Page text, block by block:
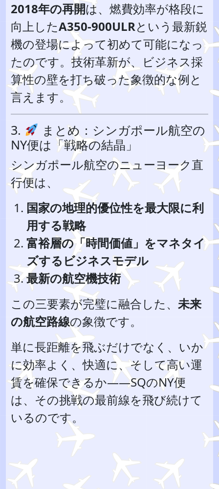
2018年の再開は、燃費効率が格段に
向上したA350-900ULRという最新鋭
機の登場によって初めて可能になっ
たのです。技術革新が、ビジネス採
算性の壁を打ち破った象徴的な例と
言えます。
3.
まとめ：シンガポール航空の
NY便は「戦略の結晶」
シンガポール航空のニューヨーク直
行便は、
国家の地理的優位性を最大限に利
用する戦略
富裕層の「時間価値」をマネタイ
ズするビジネスモデル
最新の航空機技術
この三要素が完璧に融合した、 未来
の航空路線の象徴です。
単に長距離を飛ぶだけでなく、いか
に効率よく、快適に、そして高い運
賃を確保できるか——SQのNY便
は、その挑戦の最前線を飛び続けて
いるのです。